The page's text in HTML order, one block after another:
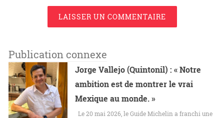
LAISSER UN COMMENTAIRE
Publication connexe
Jorge Vallejo (Quintonil) : « Notre
ambition est de montrer le vrai
Mexique au monde. »
Le 20 mai 2026, le Guide Michelin a franchi une